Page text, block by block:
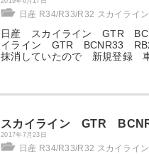
日産 R34/R33/R32 スカイライ
日産 スカイライン GTR
イライン GTR BCNR33
抹消していたので 新規登録 車
スカイライン GTR
2017年7月23日
日産 R34/R33/R32 スカイライ